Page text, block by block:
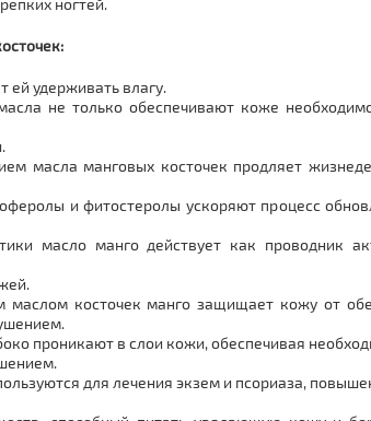
ногтей.
ей удерживать влагу.
не только обеспечивают коже
масла манговых косточек продляет
и фитостеролы ускоряют процесс
масло манго действует как проводник
косточек манго защищает кожу от
проникают в слои кожи, обеспечивая
для лечения экзем и псориаза,